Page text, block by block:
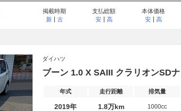
掲載時期
新
古
支払総額
安
高
本体価格
安
高
ダイハツ
ブーン 1.0 X SAIII クラリオンSD
年式 走行距離 排気量
2019年 1.8万km 1000cc